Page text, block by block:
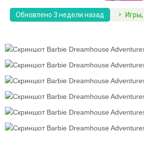
Обновлено 3 недели назад Игры,